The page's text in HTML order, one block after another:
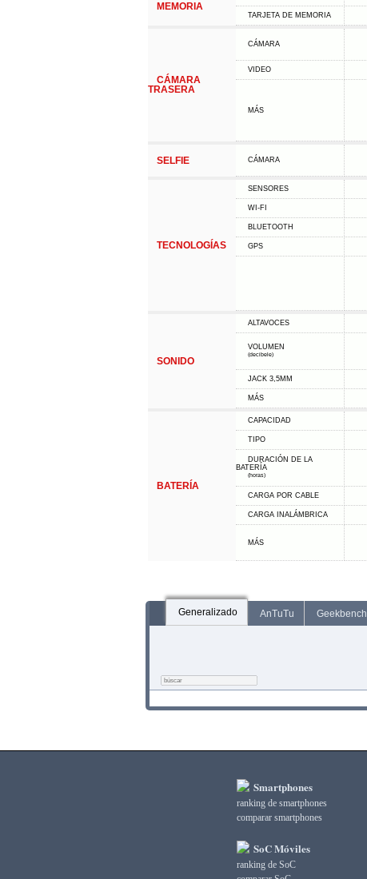
MEMORIA
TARJETA DE MEMORIA
CÁMARA
TRASERA
CÁMARA
VIDEO
MÁS
SELFIE CÁMARA
TECNOLOGÍAS
SENSORES
WI-FI
BLUETOOTH
GPS
SONIDO
ALTAVOCES
VOLUMEN
(decibele)
JACK 3,5MM
MÁS
BATERÍA
CAPACIDAD
TIPO
DURACIÓN DE LA
BATERÍA
(horas)
CARGA POR CABLE
CARGA INALÁMBRICA
MÁS
Generalizado AnTuTu Geekbench
Smartphones
ranking de smartphones
comparar smartphones
SoC Móviles
ranking de SoC